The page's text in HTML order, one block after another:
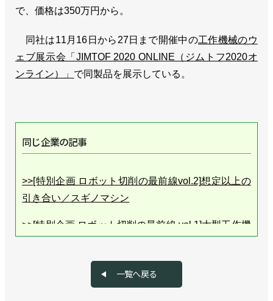
で、価格は350万円から。
同社は11月16日から27日まで開催中の工作機械のウ
ェブ展示会「JIMTOF 2020 ONLINE（ジムトフ2020オ
ンライン）」 で同製品を展示している。
同じ企業の記事
>>[特別企画 ロボット切削の最前線vol.2]想定以上の
引き合い／スギノマシン
>>[特別企画 ロボット切削の最前線 vol.1]大型工作機
>>板金加工の自動化提案を本格化／スギノマシン
一覧へ戻る